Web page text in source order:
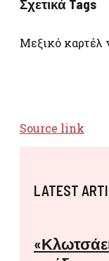
Σχετικά Tags
Μεξικό
Source link
LATEST